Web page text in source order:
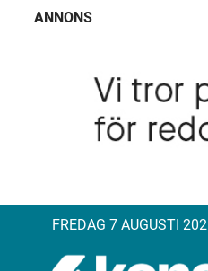
ANNONS
FREDAG 7 AUGUSTI